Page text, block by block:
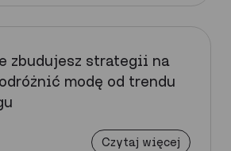
zbudujesz strategii na
modę od trendu
Czytaj więcej